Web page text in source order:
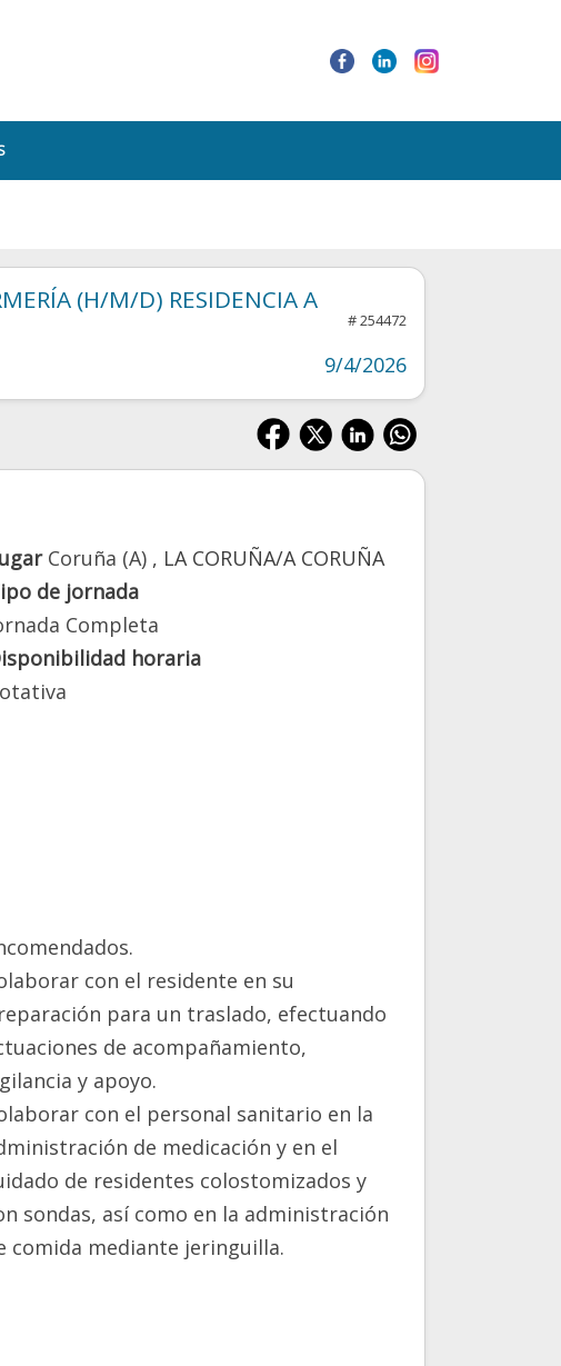
(H/M/D) RESIDENCIA A
# 254472
9/4/2026
Coruña (A) , LA CORUÑA/A CORUÑA
de jornada
Completa
horaria
con el residente en su
para un traslado, efectuando
de acompañamiento,
y apoyo.
con el personal sanitario en la
de medicación y en el
de residentes colostomizados y
sondas, así como en la administración
comida mediante jeringuilla.